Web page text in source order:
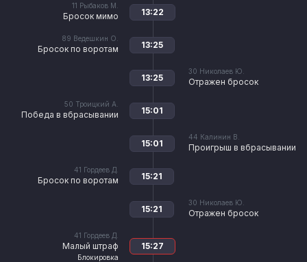
11 Рыбаков М.
Бросок мимо 13:22
89 Ведешкин О.
Бросок по воротам 13:25
30 Николаев Ю.
Отражен бросок
13:25
50 Троицкий А.
Победа в вбрасывании 15:01
44 Калинин В.
Проигрыш в вбрасывании
15:01
41 Гордеев Д.
Бросок по воротам 15:21
30 Николаев Ю.
Отражен бросок
15:21
41 Гордеев Д.
Малый штраф
Блокировка
15:27